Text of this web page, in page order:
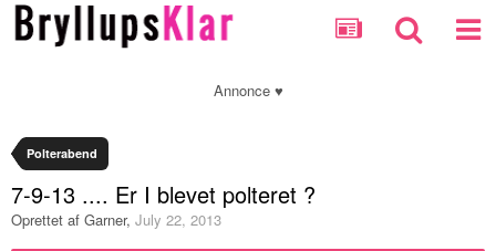
Annonce ♥
Polterabend
7-9-13 .... Er I blevet polteret ?
Oprettet af Garner, July 22, 2013